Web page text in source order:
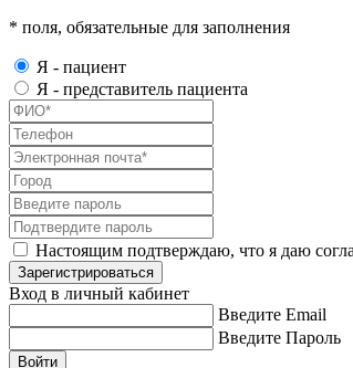
* поля, обязательные для заполнения
Я - пациент
Я - представитель пациента
Настоящим подтверждаю, что я даю
Зарегистрироваться
Вход в личный кабинет
Введите Email
Введите Пароль